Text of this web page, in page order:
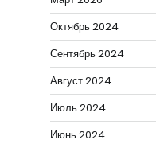
Октябрь 2024
Сентябрь 2024
Август 2024
Июль 2024
Июнь 2024